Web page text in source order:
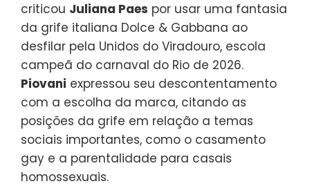
criticou Juliana Paes por usar uma fantasia
da grife italiana Dolce & Gabbana ao
desfilar pela Unidos do Viradouro, escola
campeã do carnaval do Rio de 2026.
Piovani expressou seu descontentamento
com a escolha da marca, citando as
posições da grife em relação a temas
sociais importantes, como o casamento
gay e a parentalidade para casais
homossexuais.